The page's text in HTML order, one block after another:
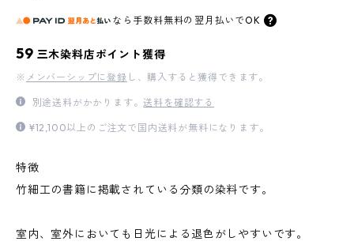
なら 手数料無料の 翌月払いでOK
59 三木染料店ポイント獲得
※ メンバーシップに登録 し、購入すると獲得できます。
別途送料がかかります。送料を確認する
¥12,100以上のご注文で国内送料が無料になります。
特徴
竹細工の書籍に掲載されている分類の染料です。
室内、室外においても日光による退色がしやすいです。